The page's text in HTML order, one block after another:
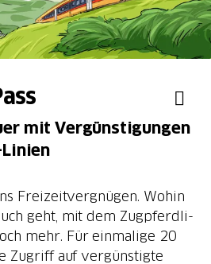
mit Vergünstigungen
Linien
Freizeitvergnügen. Wohin
geht, mit dem Zugpferdli-
mehr. Für einmalige 20
Zugriff auf vergünstigte